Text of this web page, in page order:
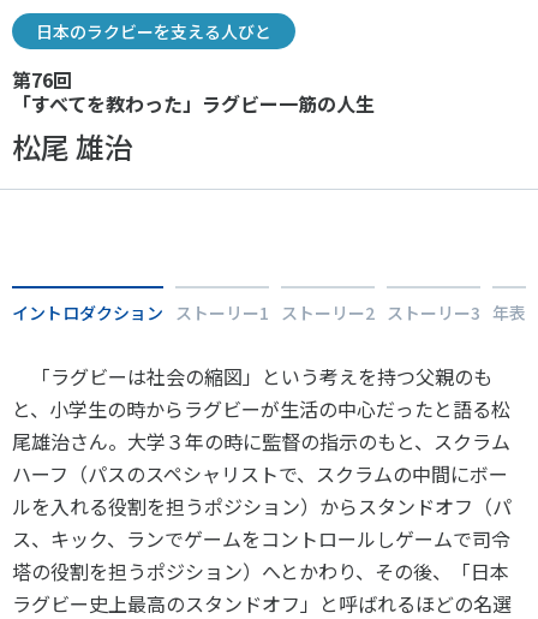
お問い合わせ・お申し込み
会員登録
個人情報保護方針
ソーシャルメディア運営方針
© 2020
スポーツ白書
政策提言
子どものスポーツ
障害者スポーツ
スポーツによるまちづくり
健康とスポーツ
社会づくり
自治体との連携
各教育機関との連携
スポーツ振興団体との連携
【動画】スポーツでアクティブなまちづくり
日本のラクビーを支える人びと
第76回
「すべてを教わった」ラグビー一筋の人生
松尾 雄治
イントロダクション ストーリー1 ストーリー2 ストーリー3 年表
「ラグビーは社会の縮図」という考えを持つ父親のも
と、小学生の時からラグビーが生活の中心だったと語る松
尾雄治さん。大学３年の時に監督の指示のもと、スクラム
ハーフ（パスのスペシャリストで、スクラムの中間にボー
ルを入れる役割を担うポジション）からスタンドオフ（パ
ス、キック、ランでゲームをコントロールしゲームで司令
塔の役割を担うポジション）へとかわり、その後、「日本
ラグビー史上最高のスタンドオフ」と呼ばれるほどの名選